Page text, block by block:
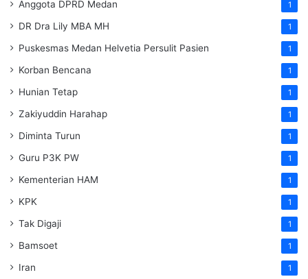
Anggota DPRD Medan 1
DR Dra Lily MBA MH 1
Puskesmas Medan Helvetia Persulit Pasien 1
Korban Bencana 1
Hunian Tetap 1
Zakiyuddin Harahap 1
Diminta Turun 1
Guru P3K PW 1
Kementerian HAM 1
KPK 1
Tak Digaji 1
Bamsoet 1
Iran 1